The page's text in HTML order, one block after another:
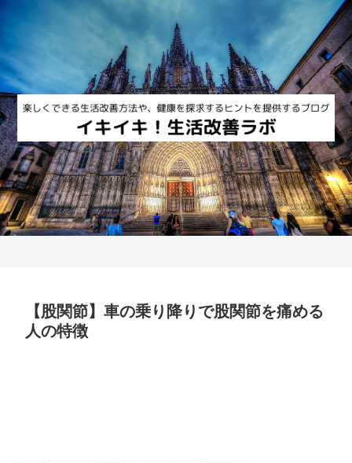
【股関節】車の乗り降りで股関節を痛める
人の特徴